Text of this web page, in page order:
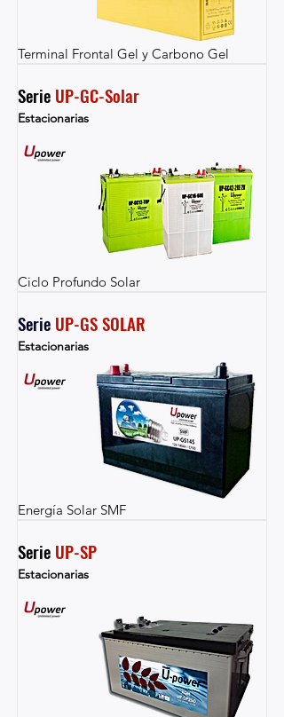
Terminal Frontal Gel y Carbono Gel
Serie UP-GC-Solar
Estacionarias
Ciclo Profundo Solar
Serie UP-GS SOLAR
Estacionarias
Energía Solar SMF
Serie UP-SP
Estacionarias